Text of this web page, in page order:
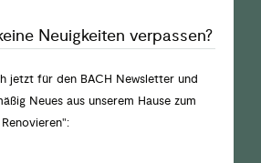
Neuigkeiten verpassen?
jetzt für den BACH Newsletter und
Neues aus unserem Hause zum